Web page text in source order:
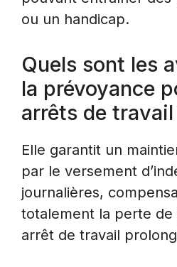
ou un handicap.
Quels sont les
la prévoyance
arrêts de travail
Elle garantit un
par le versement
journalières,
totalement la perte de
arrêt de travail